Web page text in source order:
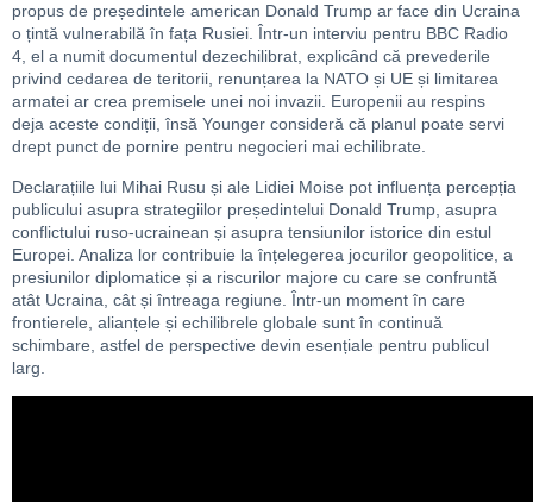
propus de președintele american Donald Trump ar face din Ucraina
o țintă vulnerabilă în fața Rusiei. Într-un interviu pentru BBC Radio
4, el a numit documentul dezechilibrat, explicând că prevederile
privind cedarea de teritorii, renunțarea la NATO și UE și limitarea
armatei ar crea premisele unei noi invazii. Europenii au respins
deja aceste condiții, însă Younger consideră că planul poate servi
drept punct de pornire pentru negocieri mai echilibrate.
Declarațiile lui Mihai Rusu și ale Lidiei Moise pot influența percepția
publicului asupra strategiilor președintelui Donald Trump, asupra
conflictului ruso-ucrainean și asupra tensiunilor istorice din estul
Europei. Analiza lor contribuie la înțelegerea jocurilor geopolitice, a
presiunilor diplomatice și a riscurilor majore cu care se confruntă
atât Ucraina, cât și întreaga regiune. Într-un moment în care
frontierele, alianțele și echilibrele globale sunt în continuă
schimbare, astfel de perspective devin esențiale pentru publicul
larg.